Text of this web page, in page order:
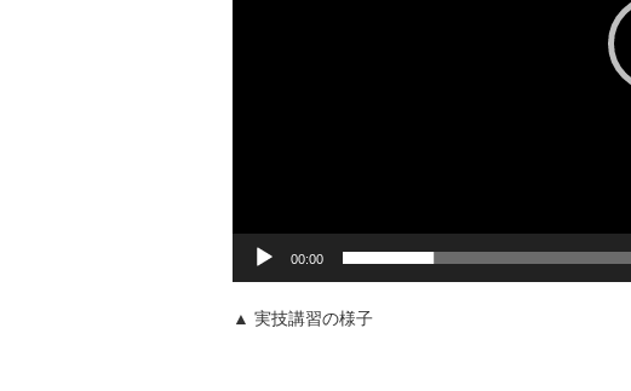
00:00
▲ 実技講習の様子